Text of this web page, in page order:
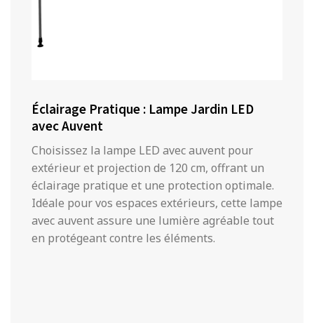
Éclairage Pratique : Lampe Jardin LED
avec Auvent
Choisissez la lampe LED avec auvent pour
extérieur et projection de 120 cm, offrant un
éclairage pratique et une protection optimale.
Idéale pour vos espaces extérieurs, cette lampe
avec auvent assure une lumière agréable tout
en protégeant contre les éléments.